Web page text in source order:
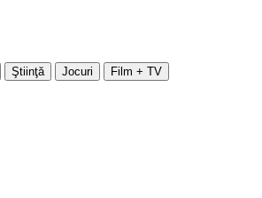
Ştiinţă Jocuri Film + TV